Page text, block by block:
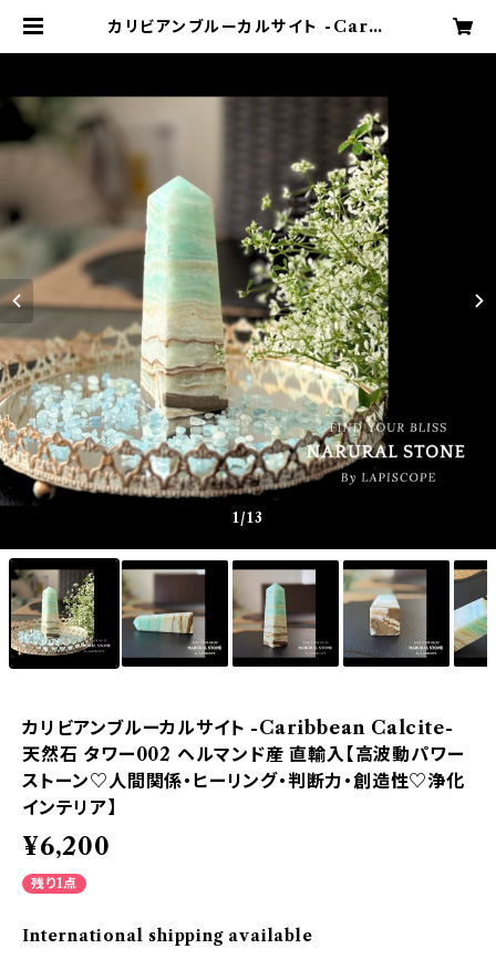
カリビアンブルーカルサイト -Carib
力・創造性♡浄化インテリア】 | LAPI
SCOPE［ラピスコープ］ナチュラルで
1/13
カリビアンブルーカルサイト -Caribbean Calcite-
天然石 タワー002 ヘルマンド産 直輸入【高波動パワー
ストーン♡人間関係・ヒーリング・判断力・創造性♡浄化
インテリア】
¥6,200
残り1点
International shipping available